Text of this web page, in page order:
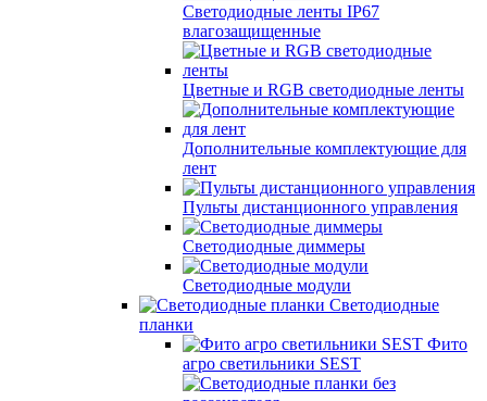
Светодиодные ленты IP67
влагозащищенные
Цветные и RGB светодиодные ленты
Дополнительные комплектующие для
лент
Пульты дистанционного управления
Светодиодные диммеры
Светодиодные модули
Светодиодные
планки
Фито
агро светильники SEST